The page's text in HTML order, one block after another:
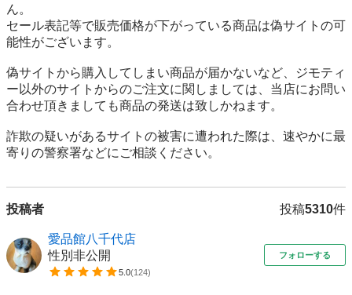
ん。
セール表記等で販売価格が下がっている商品は偽サイトの可
能性がございます。
偽サイトから購入してしまい商品が届かないなど、ジモティ
ー以外のサイトからのご注文に関しましては、当店にお問い
合わせ頂きましても商品の発送は致しかねます。
詐欺の疑いがあるサイトの被害に遭われた際は、速やかに最
寄りの警察署などにご相談ください。
投稿者 投稿5310件
愛品館八千代店
性別非公開
5.0(124)
フォローする